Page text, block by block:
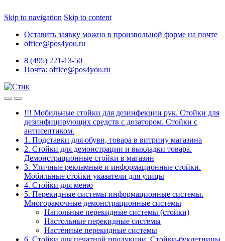
Skip to navigation Skip to content
Оставить заявку можно в произвольной форме на почте
office@pos4you.ru
8 (495) 221-13-50
Почта: office@pos4you.ru
!!! Мобильные стойки для дезинфекции рук. Стойки для
дезинфицирующих средств с дозатором. Стойки с
антисептиком.
1. Подставки для обуви, товара в витрину магазина
2. Стойки для демонстрации и выкладки товара.
Демонстрационные стойки в магазин
3. Уличные рекламные и информационные стойки.
Мобильные стойки указатели для улицы
4. Стойки для меню
5. Перекидные системы информационные системы.
Многорамочные демонстрационные системы
Напольные перекидные системы (стойки)
Настольные перекидные системы
Настенные перекидные системы
6. Стойки для печатной продукции. Стойки-буклетницы